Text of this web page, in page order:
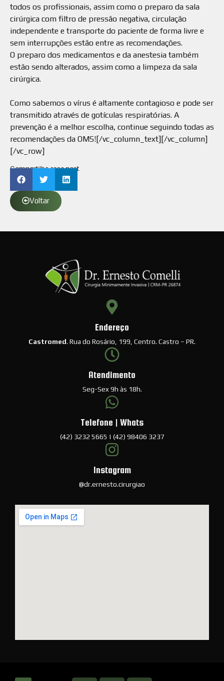
todos os profissionais, assim como o preparo da sala
cirúrgica com filtro de pressão negativa, circulação
independente e transporte do paciente de forma livre e
sem interrupções estão entre as recomendações.⠀
O preparo dos medicamentos e da anestesia também
estão sendo alterados, assim como a limpeza da sala
cirúrgica.
Como sabemos o vírus é altamente contagioso e pode ser
transmitido através de gotículas respiratórias. A
prevenção é a melhor escolha, continue seguindo todas as
recomendações da OMS![/vc_column_text][/vc_column]
[/vc_row]
Compartilhe esse post.
Voltar
Endereço
Castromed. Rua do Rosário, 199, Centro. Castro – PR.
Atendimento
Seg-Sex 9h às 18h.
Telefone | Whats
(42) 3232 5665 | (42) 98406 3237
Instagram
@dr.ernesto.cirurgiao